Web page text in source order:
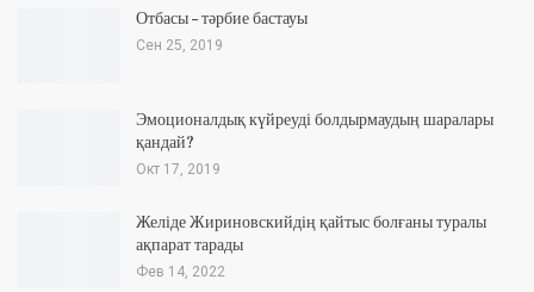
Отбасы – тәрбие бастауы
Сен 25, 2019
Эмоционалдық күйреуді болдырмаудың шаралары
қандай?
Окт 17, 2019
Желіде Жириновскийдің қайтыс болғаны туралы
ақпарат тарады
Фев 14, 2022